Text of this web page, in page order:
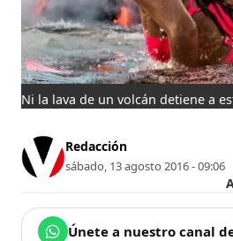
Ni la lava de un volcán detiene a
Redacción
sábado, 13 agosto 2016 - 09:06
Únete a nuestro canal